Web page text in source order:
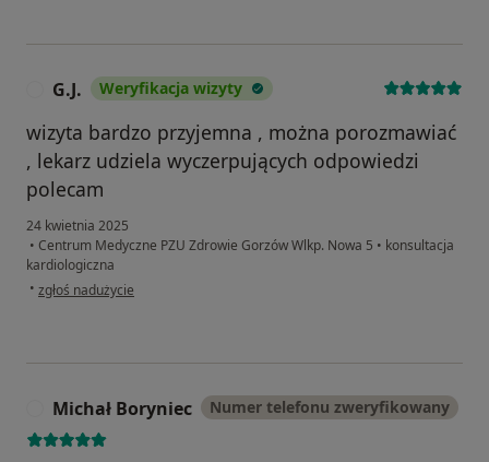
G.J. Weryfikacja wizyty
wizyta bardzo przyjemna , można porozmawiać
, lekarz udziela wyczerpujących odpowiedzi
polecam
24 kwietnia 2025
• Centrum Medyczne PZU Zdrowie Gorzów Wlkp. Nowa 5 • konsultacja
kardiologiczna
• w opinii użytkownika G.J.
zgłoś nadużycie
Michał Boryniec Numer telefonu zweryfikowany